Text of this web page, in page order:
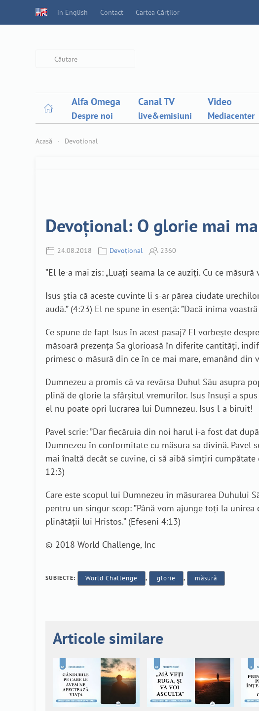
in English Contact Cartea Cărților
Alfa Omega
Despre noi
Canal TV
live&emisiuni
Video
Mediacenter
Acasă Devotional
Devoțional: O glorie mai
24.08.2018 Devoțional 2360
”El le-a mai zis: „Luaţi seama la ce auziţi. Cu ce
Isus știa că aceste cuvinte li s-ar părea ciudate
audă.” (4:23) El ne spune în esență: ”Dacă inima
Ce spune de fapt Isus în acest pasaj? El vorbește
măsoară prezența Sa glorioasă în diferite cantități,
primesc o măsură din ce în ce mai mare, emanând
Dumnezeu a promis că va revărsa Duhul Său asupra
plină de glorie la sfârșitul vremurilor. Isus însuși a
el nu poate opri lucrarea lui Dumnezeu. Isus l-a biruit!
Pavel scrie: ”Dar fiecăruia din noi harul i-a fost dat
Dumnezeu în conformitate cu măsura sa divină. Pavel
mai înaltă decât se cuvine, ci să aibă simţiri
12:3)
Care este scopul lui Dumnezeu în măsurarea Duhului
pentru un singur scop: ”Până vom ajunge toţi la
plinătăţii lui Hristos.” (Efeseni 4:13)
© 2018 World Challenge, Inc
SUBIECTE: World Challenge , glorie , măsură
Articole similare